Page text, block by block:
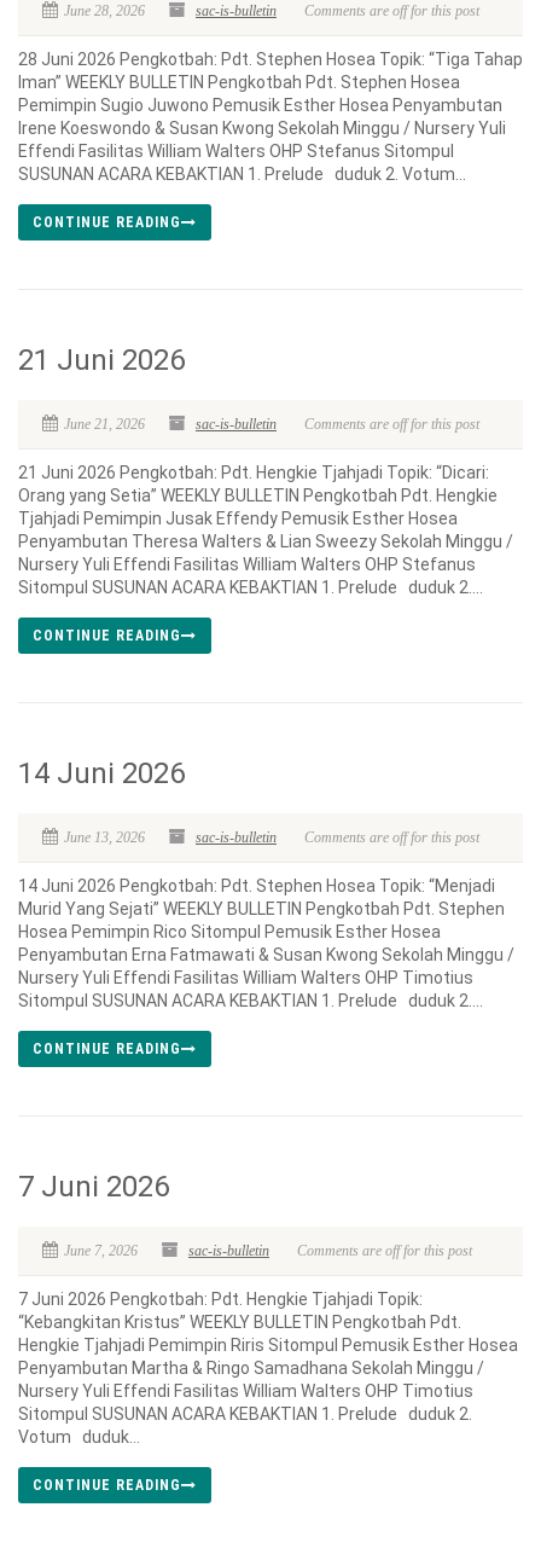
June 28, 2026 sac-is-bulletin Comments are off for this post
28 Juni 2026 Pengkotbah: Pdt. Stephen Hosea Topik: “Tiga Tahap
Iman” WEEKLY BULLETIN Pengkotbah Pdt. Stephen Hosea
Pemimpin Sugio Juwono Pemusik Esther Hosea Penyambutan
Irene Koeswondo & Susan Kwong Sekolah Minggu / Nursery Yuli
Effendi Fasilitas William Walters OHP Stefanus Sitompul
SUSUNAN ACARA KEBAKTIAN 1. Prelude duduk 2. Votum...
CONTINUE READING
21 Juni 2026
June 21, 2026 sac-is-bulletin Comments are off for this post
21 Juni 2026 Pengkotbah: Pdt. Hengkie Tjahjadi Topik: “Dicari:
Orang yang Setia” WEEKLY BULLETIN Pengkotbah Pdt. Hengkie
Tjahjadi Pemimpin Jusak Effendy Pemusik Esther Hosea
Penyambutan Theresa Walters & Lian Sweezy Sekolah Minggu /
Nursery Yuli Effendi Fasilitas William Walters OHP Stefanus
Sitompul SUSUNAN ACARA KEBAKTIAN 1. Prelude duduk 2....
CONTINUE READING
14 Juni 2026
June 13, 2026 sac-is-bulletin Comments are off for this post
14 Juni 2026 Pengkotbah: Pdt. Stephen Hosea Topik: “Menjadi
Murid Yang Sejati” WEEKLY BULLETIN Pengkotbah Pdt. Stephen
Hosea Pemimpin Rico Sitompul Pemusik Esther Hosea
Penyambutan Erna Fatmawati & Susan Kwong Sekolah Minggu /
Nursery Yuli Effendi Fasilitas William Walters OHP Timotius
Sitompul SUSUNAN ACARA KEBAKTIAN 1. Prelude duduk 2....
CONTINUE READING
7 Juni 2026
June 7, 2026 sac-is-bulletin Comments are off for this post
7 Juni 2026 Pengkotbah: Pdt. Hengkie Tjahjadi Topik:
“Kebangkitan Kristus” WEEKLY BULLETIN Pengkotbah Pdt.
Hengkie Tjahjadi Pemimpin Riris Sitompul Pemusik Esther Hosea
Penyambutan Martha & Ringo Samadhana Sekolah Minggu /
Nursery Yuli Effendi Fasilitas William Walters OHP Timotius
Sitompul SUSUNAN ACARA KEBAKTIAN 1. Prelude duduk 2.
Votum duduk...
CONTINUE READING